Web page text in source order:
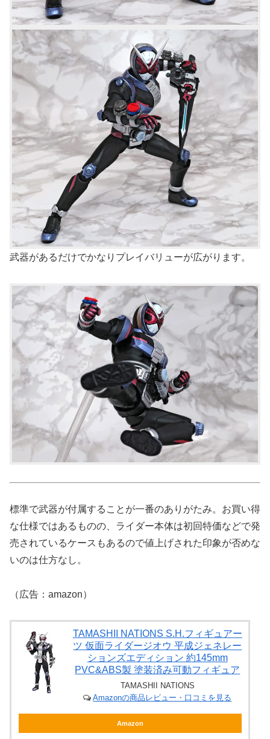
武器があるだけでかなりプレイバリューが広がります。
標準で武器が付属することが一番のありがたみ。お買い得
な仕様ではあるものの、ライダー本体は初回特価などで発
売されているケースもあるので値上げされた印象が否めな
いのは仕方なし。
（広告：amazon）
TAMASHII NATIONS S.H.フィギュアー
ツ 仮面ライダージオウ 平成ジェネレー
ションズエディション 約145mm
PVC&ABS製 塗装済み可動フィギュア
TAMASHII NATIONS
Amazonの商品レビュー・口コミを見る
Amazon